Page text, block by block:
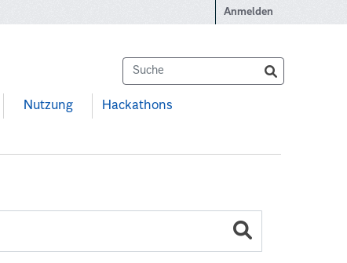
Anmelden
Nutzung Hackathons